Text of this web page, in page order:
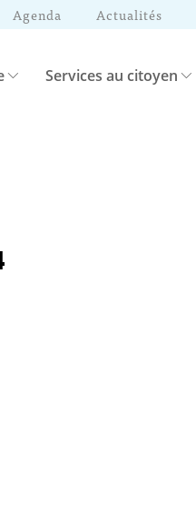
Agenda Actualités
Services au citoyen